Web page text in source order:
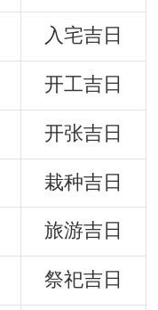
入宅吉日
开工吉日
开张吉日
栽种吉日
旅游吉日
祭祀吉日